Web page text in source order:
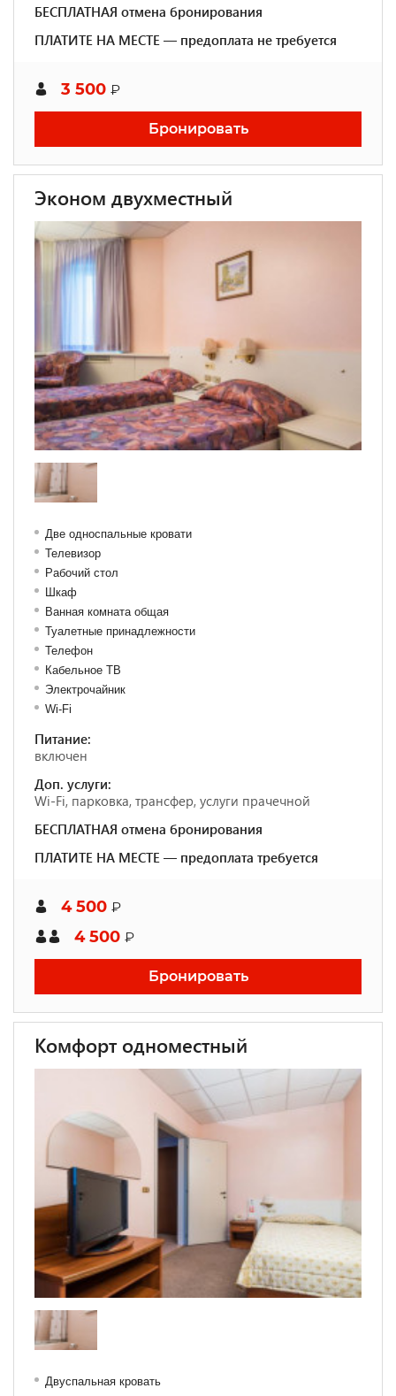
БЕСПЛАТНАЯ отмена бронирования
ПЛАТИТЕ НА МЕСТЕ — предоплата не требуется
3 500 ₽
Бронировать
Эконом двухместный
Две односпальные кровати
Телевизор
Рабочий стол
Шкаф
Ванная комната общая
Туалетные принадлежности
Телефон
Кабельное ТВ
Электрочайник
Wi-Fi
Питание:
включен
Доп. услуги:
Wi-Fi, парковка, трансфер, услуги прачечной
БЕСПЛАТНАЯ отмена бронирования
ПЛАТИТЕ НА МЕСТЕ — предоплата требуется
4 500 ₽
4 500 ₽
Бронировать
Комфорт одноместный
Двуспальная кровать